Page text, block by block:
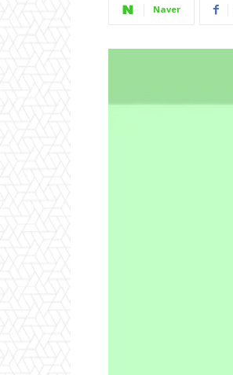
Naver